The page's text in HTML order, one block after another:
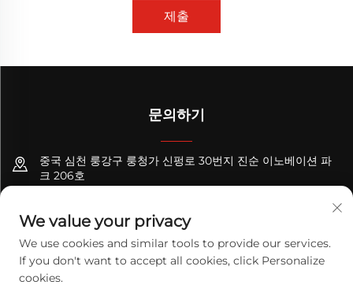
제출
문의하기
중국 심천 룽강구 룽청가 신펑로 30번지 진순 이노베이션 파
크 206호
[email protected]
We value your privacy
We use cookies and similar tools to provide our services.
If you don't want to accept all cookies, click Personalize
cookies.